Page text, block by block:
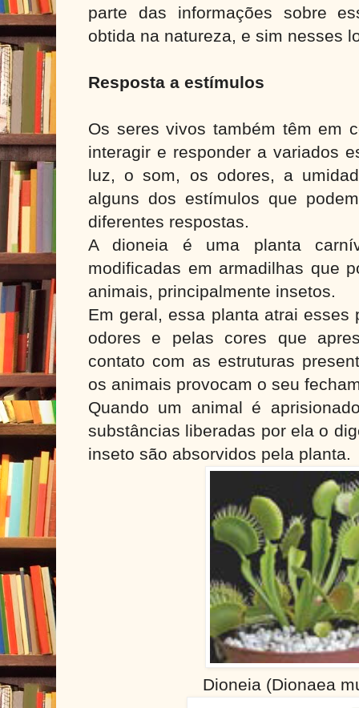
parte das informações sobre
obtida na natureza, e sim nesses
Resposta a estímulos
Os seres vivos também têm em
interagir e responder a variados
luz, o som, os odores, a
alguns dos estímulos que
diferentes respostas.
A dioneia é uma planta
modificadas em armadilhas que
animais, principalmente insetos.
Em geral, essa planta atrai esses
odores e pelas cores que
contato com as estruturas
os animais provocam o seu
Quando um animal é
substâncias liberadas por ela o
inseto são absorvidos pela planta.
Dioneia (Dionaea